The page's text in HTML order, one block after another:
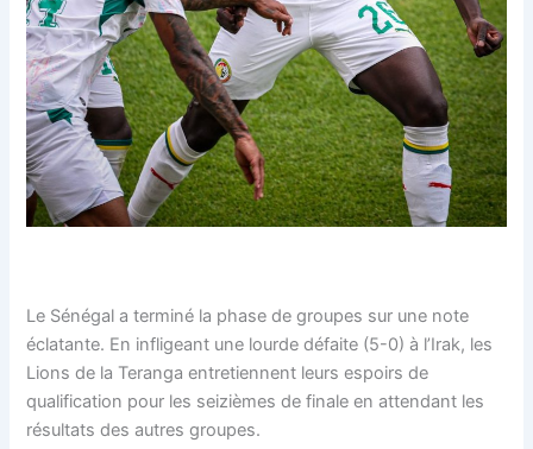
Le Sénégal a terminé la phase de groupes sur une note
éclatante. En infligeant une lourde défaite (5-0) à l’Irak, les
Lions de la Teranga entretiennent leurs espoirs de
qualification pour les seizièmes de finale en attendant les
résultats des autres groupes.